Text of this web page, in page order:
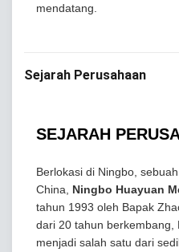
mendatang.
Sejarah Perusahaan
SEJARAH
Berlokasi di Ningbo,
China, Ningbo Huayuan
tahun 1993 oleh Bapak
dari 20 tahun berkembang,
menjadi salah satu dari